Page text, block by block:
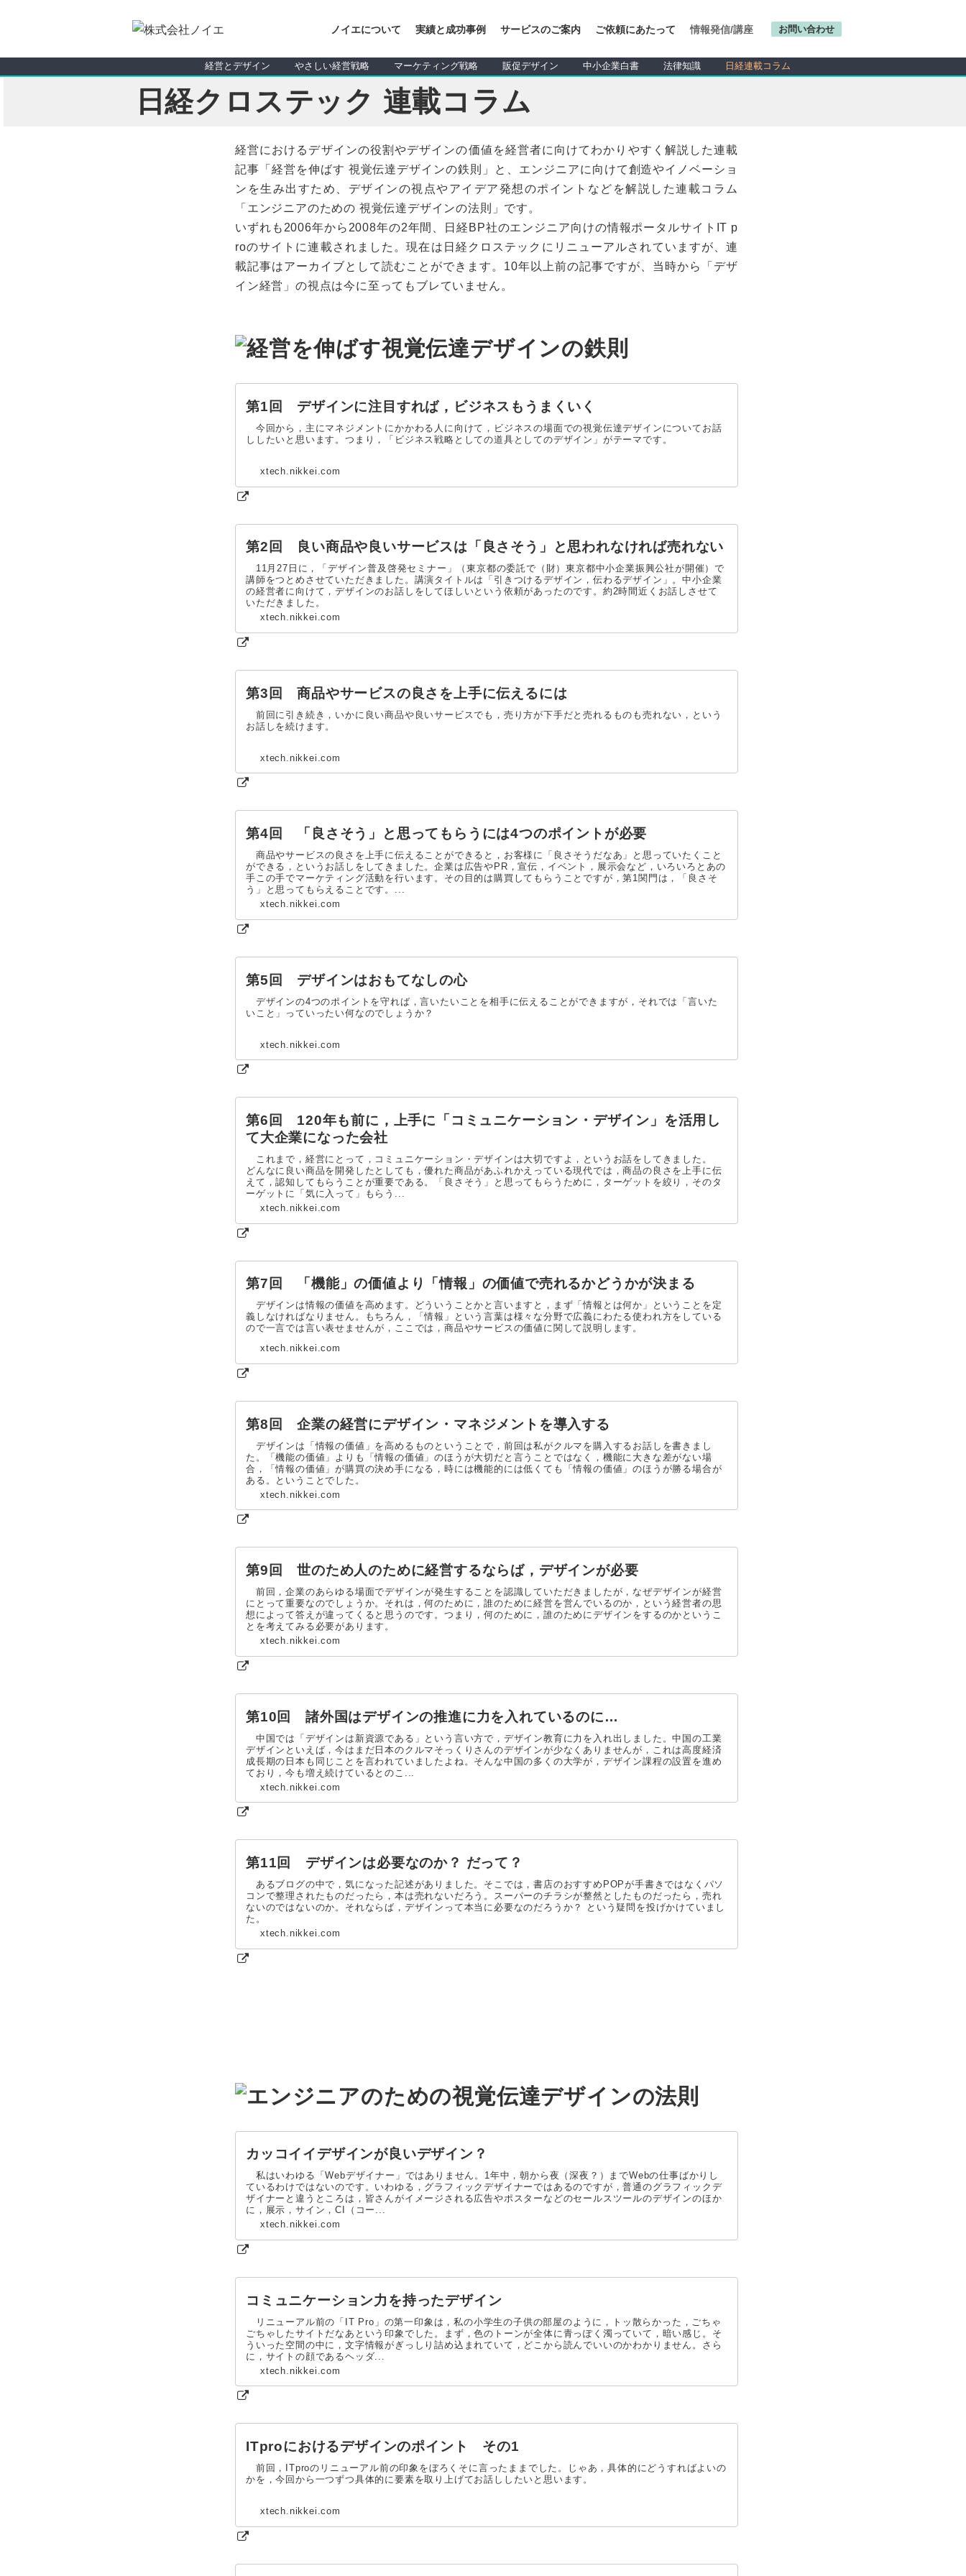
ノイエについて 実績と成功事例 サービスのご案内 ご依頼にあたって 情報発信/講座 お問い合わせ
経営とデザイン やさしい経営戦略 マーケティング戦略 販促デザイン 中小企業白書 法律知識 日経連載コラム
日経クロステック 連載コラム
経営におけるデザインの役割やデザインの価値を経営者に向けてわかりやすく解説した連載
記事「経営を伸ばす 視覚伝達デザインの鉄則」と、エンジニアに向けて創造やイノベーショ
ンを生み出すため、デザインの視点やアイデア発想のポイントなどを解説した連載コラム
「エンジニアのための 視覚伝達デザインの法則」です。
いずれも2006年から2008年の2年間、日経BP社のエンジニア向けの情報ポータルサイトIT p
roのサイトに連載されました。現在は日経クロステックにリニューアルされていますが、連
載記事はアーカイブとして読むことができます。10年以上前の記事ですが、当時から「デザ
イン経営」の視点は今に至ってもブレていません。
第1回 デザインに注目すれば，ビジネスもうまくいく
今回から，主にマネジメントにかかわる人に向けて，ビジネスの場面での視覚伝達デザインについてお話
ししたいと思います。つまり，「ビジネス戦略としての道具としてのデザイン」がテーマです。
xtech.nikkei.com
第2回 良い商品や良いサービスは「良さそう」と思われなければ売れない
11月27日に，「デザイン普及啓発セミナー」（東京都の委託で（財）東京都中小企業振興公社が開催）で
講師をつとめさせていただきました。講演タイトルは「引きつけるデザイン，伝わるデザイン」。中小企業
の経営者に向けて，デザインのお話しをしてほしいという依頼があったのです。約2時間近くお話しさせて
いただきました。
xtech.nikkei.com
第3回 商品やサービスの良さを上手に伝えるには
前回に引き続き，いかに良い商品や良いサービスでも，売り方が下手だと売れるものも売れない，という
お話しを続けます。
xtech.nikkei.com
第4回 「良さそう」と思ってもらうには4つのポイントが必要
商品やサービスの良さを上手に伝えることができると，お客様に「良さそうだなあ」と思っていたくこと
ができる，というお話しをしてきました。企業は広告やPR，宣伝，イベント，展示会など，いろいろとあの
手この手でマーケティング活動を行います。その目的は購買してもらうことですが，第1関門は，「良さそ
う」と思ってもらえることです。...
xtech.nikkei.com
第5回 デザインはおもてなしの心
デザインの4つのポイントを守れば，言いたいことを相手に伝えることができますが，それでは「言いた
いこと」っていったい何なのでしょうか？
xtech.nikkei.com
第6回 120年も前に，上手に「コミュニケーション・デザイン」を活用し
て大企業になった会社
これまで，経営にとって，コミュニケーション・デザインは大切ですよ，というお話をしてきました。
どんなに良い商品を開発したとしても，優れた商品があふれかえっている現代では，商品の良さを上手に伝
えて，認知してもらうことが重要である。「良さそう」と思ってもらうために，ターゲットを絞り，そのタ
ーゲットに「気に入って」もらう...
xtech.nikkei.com
第7回 「機能」の価値より「情報」の価値で売れるかどうかが決まる
デザインは情報の価値を高めます。どういうことかと言いますと，まず「情報とは何か」ということを定
義しなければなりません。もちろん，「情報」という言葉は様々な分野で広義にわたる使われ方をしている
ので一言では言い表せませんが，ここでは，商品やサービスの価値に関して説明します。
xtech.nikkei.com
第8回 企業の経営にデザイン・マネジメントを導入する
デザインは「情報の価値」を高めるものということで，前回は私がクルマを購入するお話しを書きまし
た。「機能の価値」よりも「情報の価値」のほうが大切だと言うことではなく，機能に大きな差がない場
合，「情報の価値」が購買の決め手になる，時には機能的には低くても「情報の価値」のほうが勝る場合が
ある。ということでした。
xtech.nikkei.com
第9回 世のため人のために経営するならば，デザインが必要
前回，企業のあらゆる場面でデザインが発生することを認識していただきましたが，なぜデザインが経営
にとって重要なのでしょうか。それは，何のために，誰のために経営を営んでいるのか，という経営者の思
想によって答えが違ってくると思うのです。つまり，何のために，誰のためにデザインをするのかというこ
とを考えてみる必要があります。
xtech.nikkei.com
第10回 諸外国はデザインの推進に力を入れているのに…
中国では「デザインは新資源である」という言い方で，デザイン教育に力を入れ出しました。中国の工業
デザインといえば，今はまだ日本のクルマそっくりさんのデザインが少なくありませんが，これは高度経済
成長期の日本も同じことを言われていましたよね。そんな中国の多くの大学が，デザイン課程の設置を進め
ており，今も増え続けているとのこ...
xtech.nikkei.com
第11回 デザインは必要なのか？ だって？
あるブログの中で，気になった記述がありました。そこでは，書店のおすすめPOPが手書きではなくパソ
コンで整理されたものだったら，本は売れないだろう。スーパーのチラシが整然としたものだったら，売れ
ないのではないのか。それならば，デザインって本当に必要なのだろうか？ という疑問を投げかけていまし
た。
xtech.nikkei.com
カッコイイデザインが良いデザイン？
私はいわゆる「Webデザイナー」ではありません。1年中，朝から夜（深夜？）までWebの仕事ばかりし
ているわけではないのです。いわゆる，グラフィックデザイナーではあるのですが，普通のグラフィックデ
ザイナーと違うところは，皆さんがイメージされる広告やポスターなどのセールスツールのデザインのほか
に，展示，サイン，CI（コー...
xtech.nikkei.com
コミュニケーション力を持ったデザイン
リニューアル前の「IT Pro」の第一印象は，私の小学生の子供の部屋のように，トッ散らかった，ごちゃ
ごちゃしたサイトだなあという印象でした。まず，色のトーンが全体に青っぽく濁っていて，暗い感じ。そ
ういった空間の中に，文字情報がぎっしり詰め込まれていて，どこから読んでいいのかわかりません。さら
に，サイトの顔であるヘッダ...
xtech.nikkei.com
ITproにおけるデザインのポイント その1
前回，ITproのリニューアル前の印象をぼろくそに言ったままでした。じゃあ，具体的にどうすればよいの
かを，今回から一つずつ具体的に要素を取り上げてお話ししたいと思います。
xtech.nikkei.com